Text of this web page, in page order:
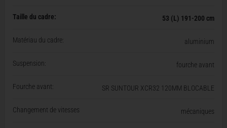
Taille du cadre: 53 (L) 191-200 cm
Matériau du cadre: aluminium
Suspension: fourche avant
Fourche avant: SR SUNTOUR XCR32 120MM BLOCABLE
Changement de vitesses mécaniques